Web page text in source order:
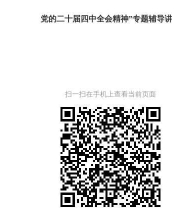
党的二十届四中全会精神”专题辅导
扫一扫在手机上查看当前页面